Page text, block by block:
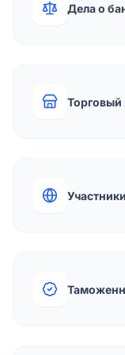
Дела о
Торговый